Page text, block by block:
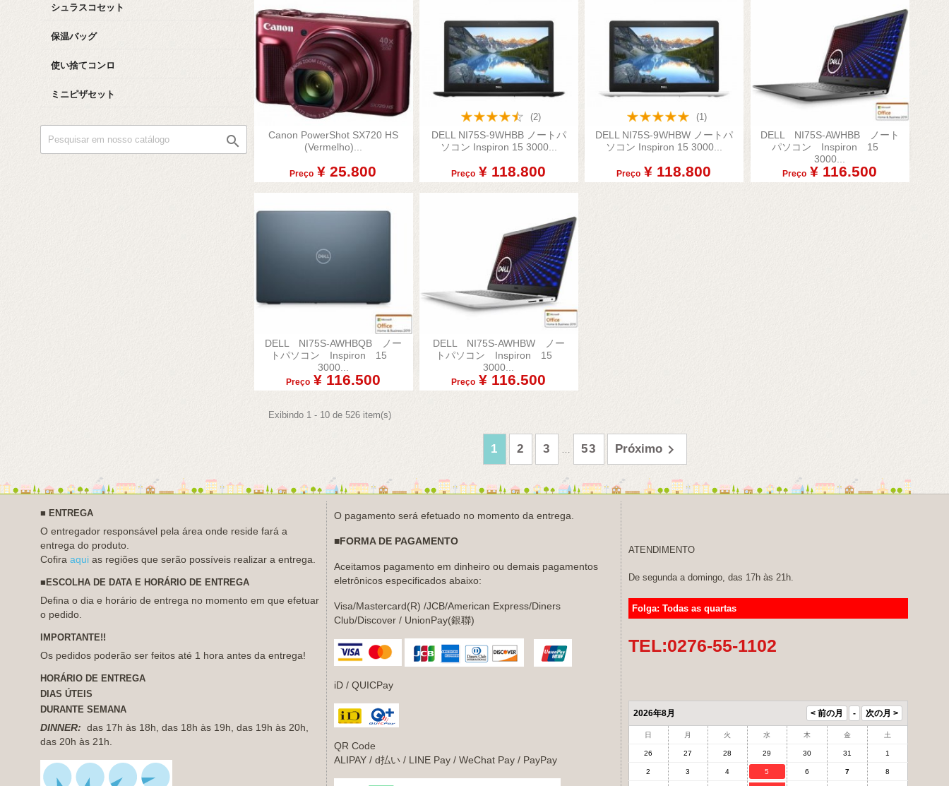
シュラスコセット
保温バッグ
使い捨てコンロ
ミニピザセット

Canon PowerShot SX720 HS
(vermelho)...
Preço ¥ 25.800
Visualização rápida
DELL NI75S-9WHBB ノートパ
ソコン Inspiron 15 3000...
Preço ¥ 118.800
(2)
Visualização rápida
DELL NI75S-9WHBW ノートパ
ソコン Inspiron 15 3000...
Preço ¥ 118.800
(1)
Visualização rápida
DELL NI75S-AWHBB ノート
パソコン Inspiron 15
3000...
Preço ¥ 116.500
Visualização rápida
DELL NI75S-AWHBQB ノー
トパソコン Inspiron 15
3000...
Preço ¥ 116.500
Visualização rápida
DELL NI75S-AWHBW ノー
トパソコン Inspiron 15
3000...
Preço ¥ 116.500
Visualização rápida
Exibindo 1 - 10 de 526 item(s)
1 2 3 … 53 Próximo
■ ENTREGA
O entregador responsável pela área onde reside fará a
entrega do produto.
Cofira aqui as regiões que serão possíveis realizar a entrega.
■ ESCOLHA DE DATA E HORÁRIO DE ENTREGA
Defina o dia e horário de entrega no momento em que efetuar
o pedido.
IMPORTANTE!!
Os pedidos poderão ser feitos até 1 hora antes da entrega!
HORÁRIO DE ENTREGA
DIAS ÚTEIS
DURANTE SEMANA
DINNER: das 17h às 18h, das 18h às 19h, das 19h às 20h,
das 20h às 21h.
O pagamento será efetuado no momento da entrega.
■FORMA DE PAGAMENTO
Aceitamos pagamento em dinheiro ou demais pagamentos
eletrônicos especificados abaixo:
Visa/Mastercard(R) /JCB/American Express/Diners
Club/Discover / UnionPay(銀聯)
iD / QUICPay
QR Code
ALIPAY / d払い / LINE Pay / WeChat Pay / PayPay
ATENDIMENTO
De segunda a domingo, das 17h às 21h.
Folga: Todas as quartas
TEL:0276-55-1102
2026年8月
日 月 火 水 木 金 土
26 27 28 29 30 31 1
2 3 4 5 6 7 8